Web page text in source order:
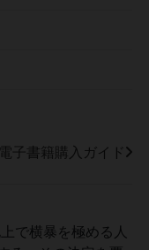
電子書籍購入ガイド
で横暴を極める人